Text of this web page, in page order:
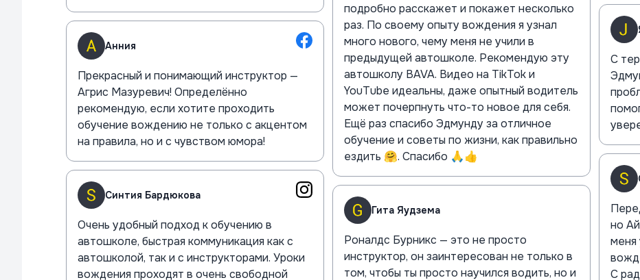
Анния
Прекрасный и понимающий инструктор —
Агрис Мазуревич! Определённо
рекомендую, если хотите проходить
обучение вождению не только с акцентом
на правила, но и с чувством юмора!
Синтия Бардюкова
Очень удобный подход к обучению в
автошколе, быстрая коммуникация как с
автошколой, так и с инструкторами. Уроки
вождения проходят в очень свободной
подробно расскажет и покажет несколько
раз. По своему опыту вождения я узнал
много нового, чему меня не учили в
предыдущей автошколе. Рекомендую эту
автошколу BAVA. Видео на TikTok и
YouTube идеальны, даже опытный водитель
может почерпнуть что-то новое для себя.
Ещё раз спасибо Эдмунду за отличное
обучение и советы по жизни, как правильно
ездить 🤗. Спасибо 🙏👍
Гита Яудзема
Роналдс Бурникс — это не просто
инструктор, он заинтересован не только в
том, чтобы ты просто научился водить, но и
С
но
меня
С